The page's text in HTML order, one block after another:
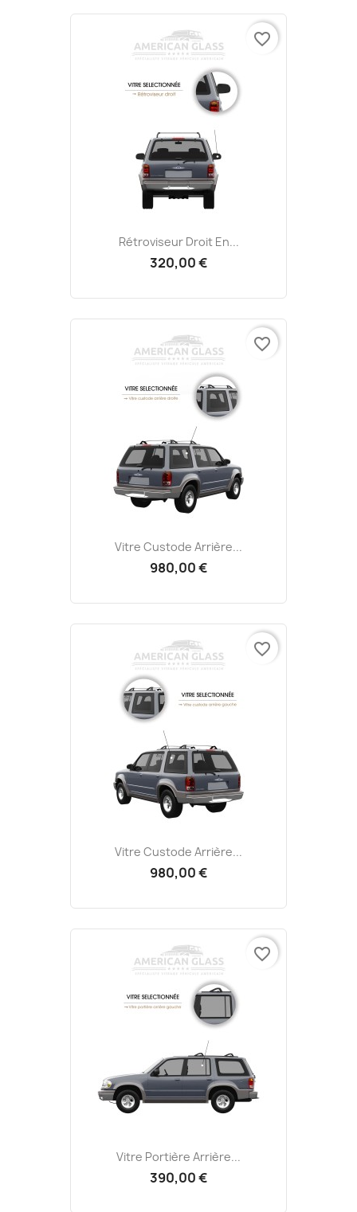
Rétroviseur Droit En...
320,00 €
favorite_border
Vitre Custode Arrière...
980,00 €
favorite_border
Vitre Custode Arrière...
980,00 €
favorite_border
Vitre Portière Arrière...
390,00 €
favorite_border